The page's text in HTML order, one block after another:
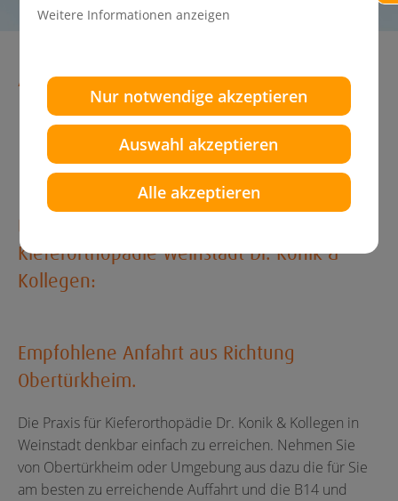
Weitere Informationen anzeigen
Nur notwendige akzeptieren
Auswahl akzeptieren
Alle akzeptieren
Anfahrt von Obertürkheim zur
Kieferorthopädie Weinstadt Dr.
Konik & Kollegen
Die B14 aus Richtung Westen zur
Kieferorthopädie Weinstadt Dr. Konik &
Kollegen:
Empfohlene Anfahrt aus Richtung
Obertürkheim.
Die Praxis für Kieferorthopädie Dr. Konik & Kollegen in
Weinstadt denkbar einfach zu erreichen. Nehmen Sie
von Obertürkheim oder Umgebung aus dazu die für Sie
am besten zu erreichende Auffahrt und die B14 und